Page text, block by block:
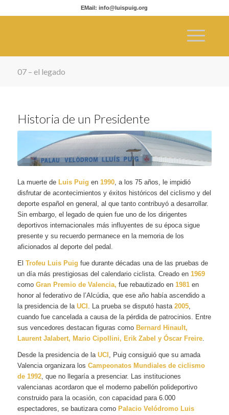
EMail: info@luispuig.org
07 – el legado
Historia de un Presidente
La muerte de Luis Puig en 1990, a los 75 años, le impidió
disfrutar de acontecimientos y éxitos históricos del ciclismo y del
deporte español en general, al que tanto contribuyó a desarrollar.
Sin embargo, el legado de quien fue uno de los dirigentes
deportivos internacionales más influyentes de su época sigue
presente y su recuerdo permanece en la memoria de los
aficionados al deporte del pedal.
El Trofeu Luis Puig fue durante décadas una de las pruebas de
un día más prestigiosas del calendario ciclista. Creado en 1969
como Gran Premio de Valencia, fue rebautizado en 1981en
honor al federativo de l’Alcúdia, que ese año había ascendido a
la presidencia de la UCI . La prueba se disputó hasta 2005,
cuando fue cancelada a causa de la pérdida de patrocinios. Entre
sus vencedores destacan figuras comoBernard Hinault,
Laurent Jalabert, Mario Cipollini, Erik Zabel y Óscar Freire.
Desde la presidencia de la UCI , Puig consiguió que su amada
Valencia organizara los Campeonatos Mundiales de ciclismo
de 1992, que no llegaría a presenciar. Las instituciones
valencianas acordaron que el moderno pabellón polideportivo
construido para la ocasión, con capacidad para 6.000
espectadores, se bautizara como Palacio Velódromo Luis